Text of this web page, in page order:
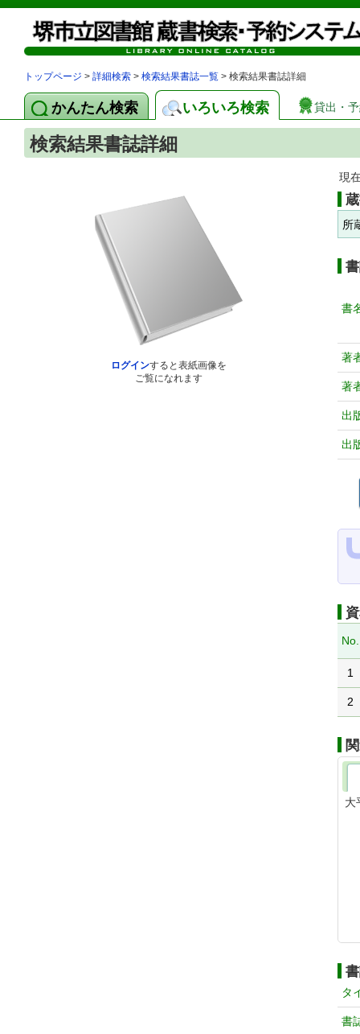
トップページ > 詳細検索 > 検索結果書誌一覧 > 検索結果書誌詳細
かんたん検索 いろいろ検索 貸出・
検索結果書誌詳細
ログインすると表紙画像を
ご覧になれます
現
所
書
著
著
出
出
No.
1
2
大
タ
書